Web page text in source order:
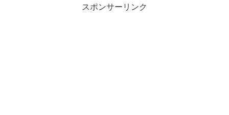
スポンサーリンク